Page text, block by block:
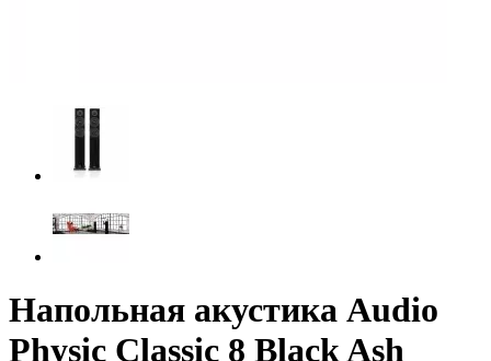
Напольная акустика Audio
Physic Classic 8 Black Ash